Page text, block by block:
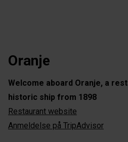
Oranje
Welcome aboard Oranje, a
historic ship from 1898
Restaurant website
Anmeldelse på TripAdvisor